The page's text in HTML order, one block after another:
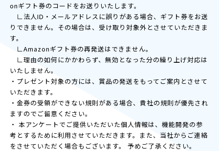
onギフト券のコードをお送りいたします。
∟法人ID・メールアドレスに誤りがある場合、ギフト券をお送
りできません。その場合は、受け取り対象外とさせていただきま
す。
∟Amazonギフト券の再発送はできません。
∟理由の如何にかかわらず、無効となった分の繰り上げ対応は
いたしません。
・プレゼント対象の方には、賞品の発送をもってご案内とさせて
いただきます。
・金券の受領ができない規則がある場合、貴社の規則が優先され
ますのでご留意ください。
・ 本アンケートでご提供いただいた個人情報は、機能開発の参
考とするために利用させていただきます。また、当社からご連絡
をさせていただく場合もございます。 予めご了承ください。